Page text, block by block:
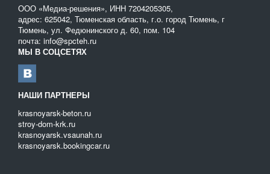
ООО «Медиа-решения», ИНН 7204205305,
адрес: 625042, Тюменская область, г.о. город Тюмень, г
Тюмень, ул. Федюнинского д. 60, пом. 104
почта: info@spcteh.ru
МЫ В СОЦСЕТЯХ
НАШИ ПАРТНЕРЫ
krasnoyarsk-beton.ru
stroy-dom-krk.ru
krasnoyarsk.vsaunah.ru
krasnoyarsk.bookingcar.ru